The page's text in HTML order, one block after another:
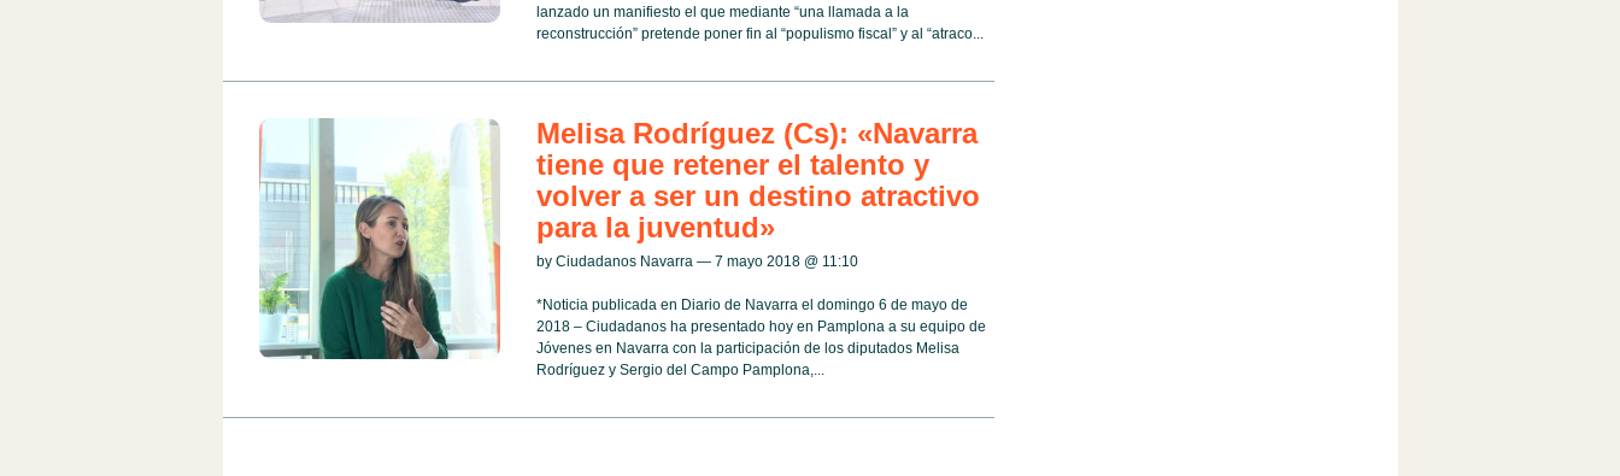
lanzado un manifiesto el que mediante “una llamada a la
reconstrucción” pretende poner fin al “populismo fiscal” y al “atraco...
Melisa Rodríguez (Cs): «Navarra
tiene que retener el talento y
volver a ser un destino atractivo
para la juventud»
by Ciudadanos Navarra — 7 mayo 2018 @ 11:10
*Noticia publicada en Diario de Navarra el domingo 6 de mayo de
2018 – Ciudadanos ha presentado hoy en Pamplona a su equipo de
Jóvenes en Navarra con la participación de los diputados Melisa
Rodríguez y Sergio del Campo Pamplona,...